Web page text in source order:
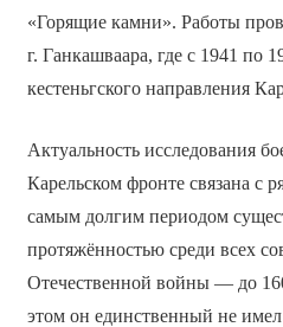
«Горящие камни». Работы
г. Ганкашваара, где с 1941 по
кестеньгского направления
Актуальность исследования
Карельском фронте связана с
самым долгим периодом
протяжённостью среди всех
Отечественной войны — до
этом он единственный не